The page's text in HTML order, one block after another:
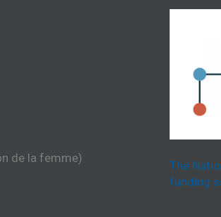
de la femme)
The
funding